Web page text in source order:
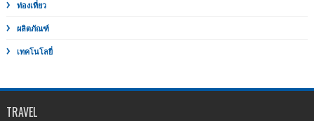
ท่องเที่ยว
ผลิตภัณฑ์
เทคโนโลยี่
TRAVEL